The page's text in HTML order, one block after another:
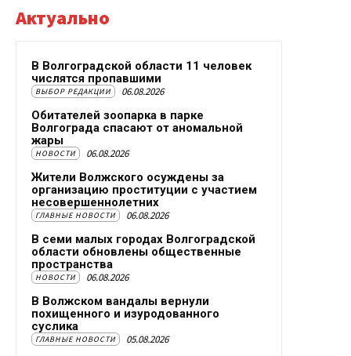
Актуально
В Волгоградской области 11 человек
числятся пропавшими
ВЫБОР РЕДАКЦИИ 06.08.2026
Обитателей зоопарка в парке
Волгограда спасают от аномальной
жары
НОВОСТИ 06.08.2026
Жители Волжского осуждены за
организацию проституции с участием
несовершеннолетних
ГЛАВНЫЕ НОВОСТИ 06.08.2026
В семи малых городах Волгоградской
области обновлены общественные
пространства
НОВОСТИ 06.08.2026
В Волжском вандалы вернули
похищенного и изуродованного
суслика
ГЛАВНЫЕ НОВОСТИ 05.08.2026